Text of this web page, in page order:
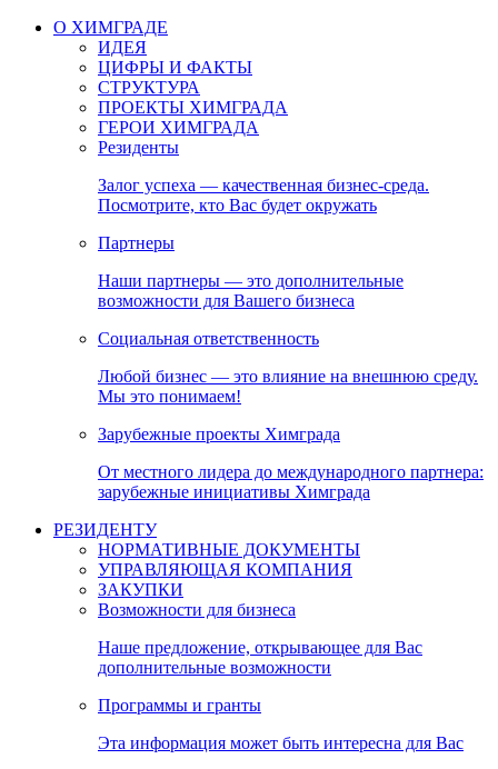
О ХИМГРАДЕ
ИДЕЯ
ЦИФРЫ И ФАКТЫ
СТРУКТУРА
ПРОЕКТЫ ХИМГРАДА
ГЕРОИ ХИМГРАДА
Резиденты
Залог успеха — качественная бизнес-среда.
Посмотрите, кто Вас будет окружать
Партнеры
Наши партнеры — это дополнительные
возможности для Вашего бизнеса
Социальная ответственность
Любой бизнес — это влияние на внешнюю среду.
Мы это понимаем!
Зарубежные проекты Химграда
От местного лидера до международного партнера:
зарубежные инициативы Химграда
РЕЗИДЕНТУ
НОРМАТИВНЫЕ ДОКУМЕНТЫ
УПРАВЛЯЮЩАЯ КОМПАНИЯ
ЗАКУПКИ
Возможности для бизнеса
Наше предложение, открывающее для Вас
дополнительные возможности
Программы и гранты
Эта информация может быть интересна для Вас